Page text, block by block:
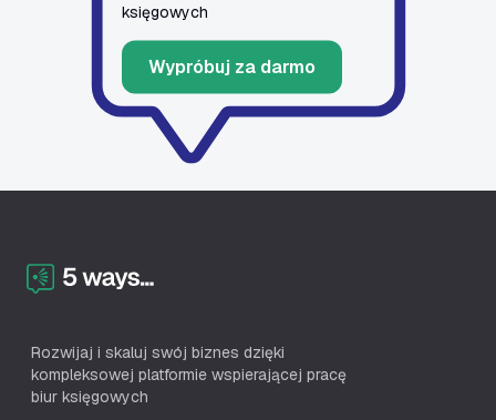
księgowych
Wypróbuj za darmo
Rozwijaj i skaluj swój biznes dzięki
kompleksowej platformie wspierającej pracę
biur księgowych